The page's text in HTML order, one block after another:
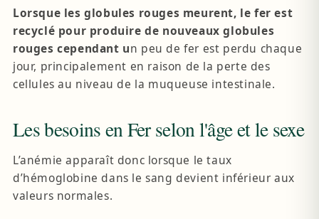
Lorsque les globules rouges meurent, le fer est
recyclé pour produire de nouveaux globules
rouges cependant un peu de fer est perdu chaque
jour, principalement en raison de la perte des
cellules au niveau de la muqueuse intestinale.
Les besoins en Fer selon l'âge et le sexe
L’anémie apparaît donc lorsque le taux
d’hémoglobine dans le sang devient inférieur aux
valeurs normales.